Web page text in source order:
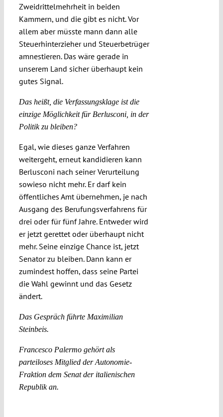
Zweidrittelmehrheit in beiden
Kammern, und die gibt es nicht. Vor
allem aber müsste mann dann alle
Steuerhinterzieher und Steuerbetrüger
amnestieren. Das wäre gerade in
unserem Land sicher überhaupt kein
gutes Signal.
Das heißt, die Verfassungsklage ist die
einzige Möglichkeit für Berlusconi, in der
Politik zu bleiben?
Egal, wie dieses ganze Verfahren
weitergeht, erneut kandidieren kann
Berlusconi nach seiner Verurteilung
sowieso nicht mehr. Er darf kein
öffentliches Amt übernehmen, je nach
Ausgang des Berufungsverfahrens für
drei oder für fünf Jahre. Entweder wird
er jetzt gerettet oder überhaupt nicht
mehr. Seine einzige Chance ist, jetzt
Senator zu bleiben. Dann kann er
zumindest hoffen, dass seine Partei
die Wahl gewinnt und das Gesetz
ändert.
Das Gespräch führte Maximilian
Steinbeis.
Francesco Palermo gehört als
parteiloses Mitglied der Autonomie-
Fraktion dem Senat der italienischen
Republik an.